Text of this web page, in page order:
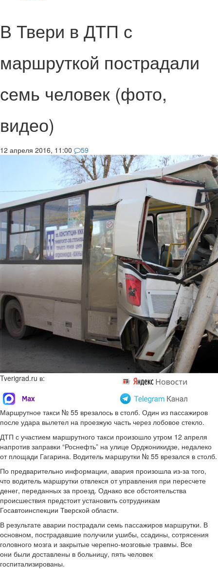
В Твери в ДТП с
маршруткой пострадали
семь человек (фото,
видео)
12 апреля 2016, 11:00 59
Tverigrad.ru в:
Маршрутное такси № 55 врезалось в столб. Один из пассажиров
после удара вылетел на проезжую часть через лобовое стекло.
ДТП с участием маршрутного такси произошло утром 12 апреля
напротив заправки “Роснефть” на улице Орджоникидзе, недалеко
от площади Гагарина. Водитель маршрутки № 55 врезался в столб.
По предварительно информации, авария произошла из-за того,
что водитель маршрутки отвлекся от управления при пересчете
денег, переданных за проезд. Однако все обстоятельства
происшествия предстоит установить сотрудникам
Госавтоинспекции Тверской области.
В результате аварии пострадали семь пассажиров маршрутки. В
основном, пострадавшие получили ушибы, ссадины, сотрясения
головного мозга и закрытые черепно-мозговые травмы. Все
они были доставлены в больницу, пять человек
госпитализированы.